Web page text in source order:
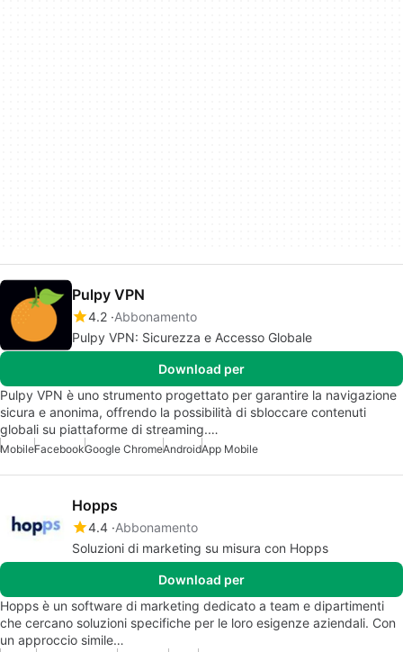
Pulpy VPN
4.2 Abbonamento
Pulpy VPN: Sicurezza e Accesso Globale
Download per
Pulpy VPN è uno strumento progettato per garantire la navigazione
sicura e anonima, offrendo la possibilità di sbloccare contenuti
globali su piattaforme di streaming.…
MobileFacebookGoogle ChromeAndroidApp Mobile
Hopps
4.4 Abbonamento
Soluzioni di marketing su misura con Hopps
Download per
Hopps è un software di marketing dedicato a team e dipartimenti
che cercano soluzioni specifiche per le loro esigenze aziendali. Con
un approccio simile…